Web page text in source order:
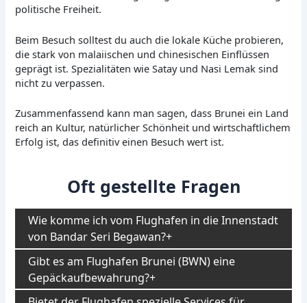
politische Freiheit.
Beim Besuch solltest du auch die lokale Küche probieren,
die stark von malaiischen und chinesischen Einflüssen
geprägt ist. Spezialitäten wie Satay und Nasi Lemak sind
nicht zu verpassen.
Zusammenfassend kann man sagen, dass Brunei ein Land
reich an Kultur, natürlicher Schönheit und wirtschaftlichem
Erfolg ist, das definitiv einen Besuch wert ist.
Oft gestellte Fragen
Wie komme ich vom Flughafen in die Innenstadt
von Bandar Seri Begawan?
Gibt es am Flughafen Brunei (BWN) eine
Gepäckaufbewahrung?